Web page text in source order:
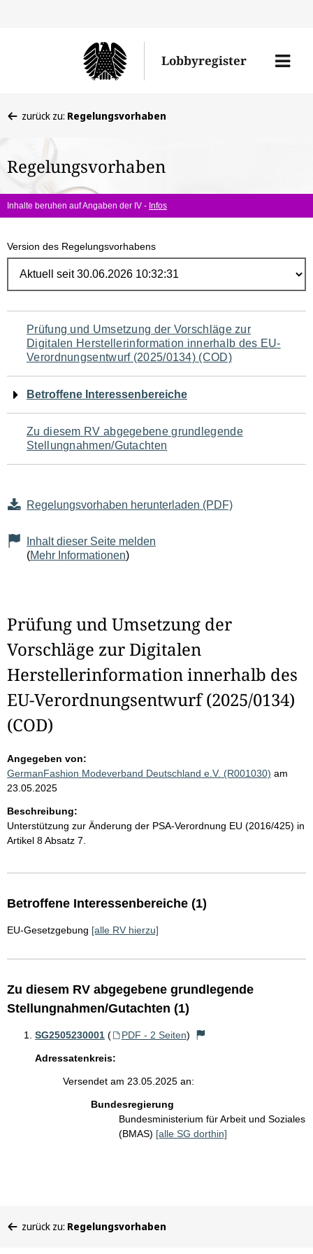
Lobbyregister
Menü
befinden
hier:
zurück zu: Regelungsvorhaben
Regelungsvorhaben
Inhalte beruhen auf Angaben der IV - Infos
Version des Regelungsvorhabens
Navigation
für
den
Seiteninhalt
Prüfung und Umsetzung der Vorschläge zur
Digitalen Herstellerinformation innerhalb des EU-
Verordnungsentwurf (2025/0134) (COD)
Betroffene Interessenbereiche
Zu diesem RV abgegebene grundlegende
Stellungnahmen/Gutachten
Regelungsvorhaben herunterladen (PDF)
Inhalt dieser Seite melden
(Mehr Informationen)
Prüfung und Umsetzung der
Vorschläge zur Digitalen
Herstellerinformation innerhalb des
EU-Verordnungsentwurf (2025/0134)
(COD)
Angegeben von:
GermanFashion Modeverband Deutschland e.V. (R001030) am
23.05.2025
Beschreibung:
Unterstützung zur Änderung der PSA-Verordnung EU (2016/425) in
Artikel 8 Absatz 7.
Betroffene Interessenbereiche (1)
EU-Gesetzgebung [alle RV hierzu]
Zu diesem RV abgegebene grundlegende
Stellungnahmen/Gutachten (1)
SG2505230001 ( PDF - 2 Seiten)
Adressatenkreis:
Versendet am 23.05.2025 an:
Bundesregierung
Bundesministerium für Arbeit und Soziales
(BMAS) [alle SG dorthin]
befinden
zurück zu: Regelungsvorhaben